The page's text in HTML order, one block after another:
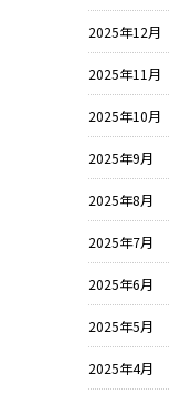
2025年12月
2025年11月
2025年10月
2025年9月
2025年8月
2025年7月
2025年6月
2025年5月
2025年4月